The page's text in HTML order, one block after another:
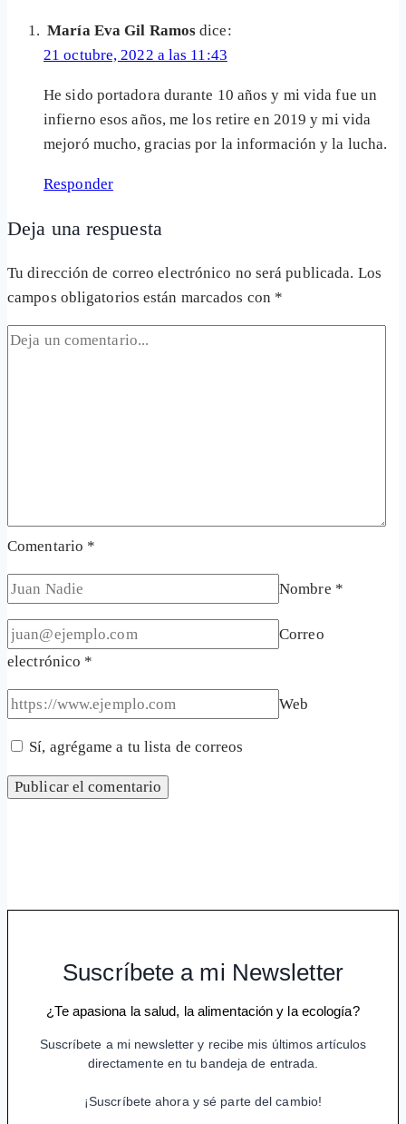
María Eva Gil Ramos dice:
21 octubre, 2022 a las 11:43
He sido portadora durante 10 años y mi vida fue un
infierno esos años, me los retire en 2019 y mi vida
mejoró mucho, gracias por la información y la lucha.
Responder
Deja una respuesta
Tu dirección de correo electrónico no será publicada. Los
campos obligatorios están marcados con *
Comentario *
Nombre *
Correo
electrónico *
Web
Sí, agrégame a tu lista de correos
Suscríbete a mi Newsletter
¿Te apasiona la salud, la alimentación y la ecología?
Suscríbete a mi newsletter y recibe mis últimos artículos
directamente en tu bandeja de entrada.
¡Suscríbete ahora y sé parte del cambio!